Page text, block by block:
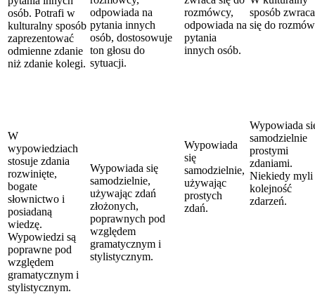
osób. Potrafi w
kulturalny sposób
zaprezentować
odmienne zdanie
niż zdanie kolegi.
odpowiada na
pytania innych
osób, dostosowuje
ton głosu do
sytuacji.
rozmówcy,
odpowiada na
pytania
innych osób.
sposób zwraca
się do
W
wypowiedziach
stosuje zdania
rozwinięte,
bogate
słownictwo i
posiadaną
wiedzę.
Wypowiedzi są
poprawne pod
względem
gramatycznym i
stylistycznym.
Wypowiada się
samodzielnie,
używając zdań
złożonych,
poprawnych pod
względem
gramatycznym i
stylistycznym.
Wypowiada
się
samodzielnie,
używając
prostych
zdań.
Wypowiada
samodzielnie
prostymi
zdaniami.
Niekiedy myli
kolejność
zdarzeń.